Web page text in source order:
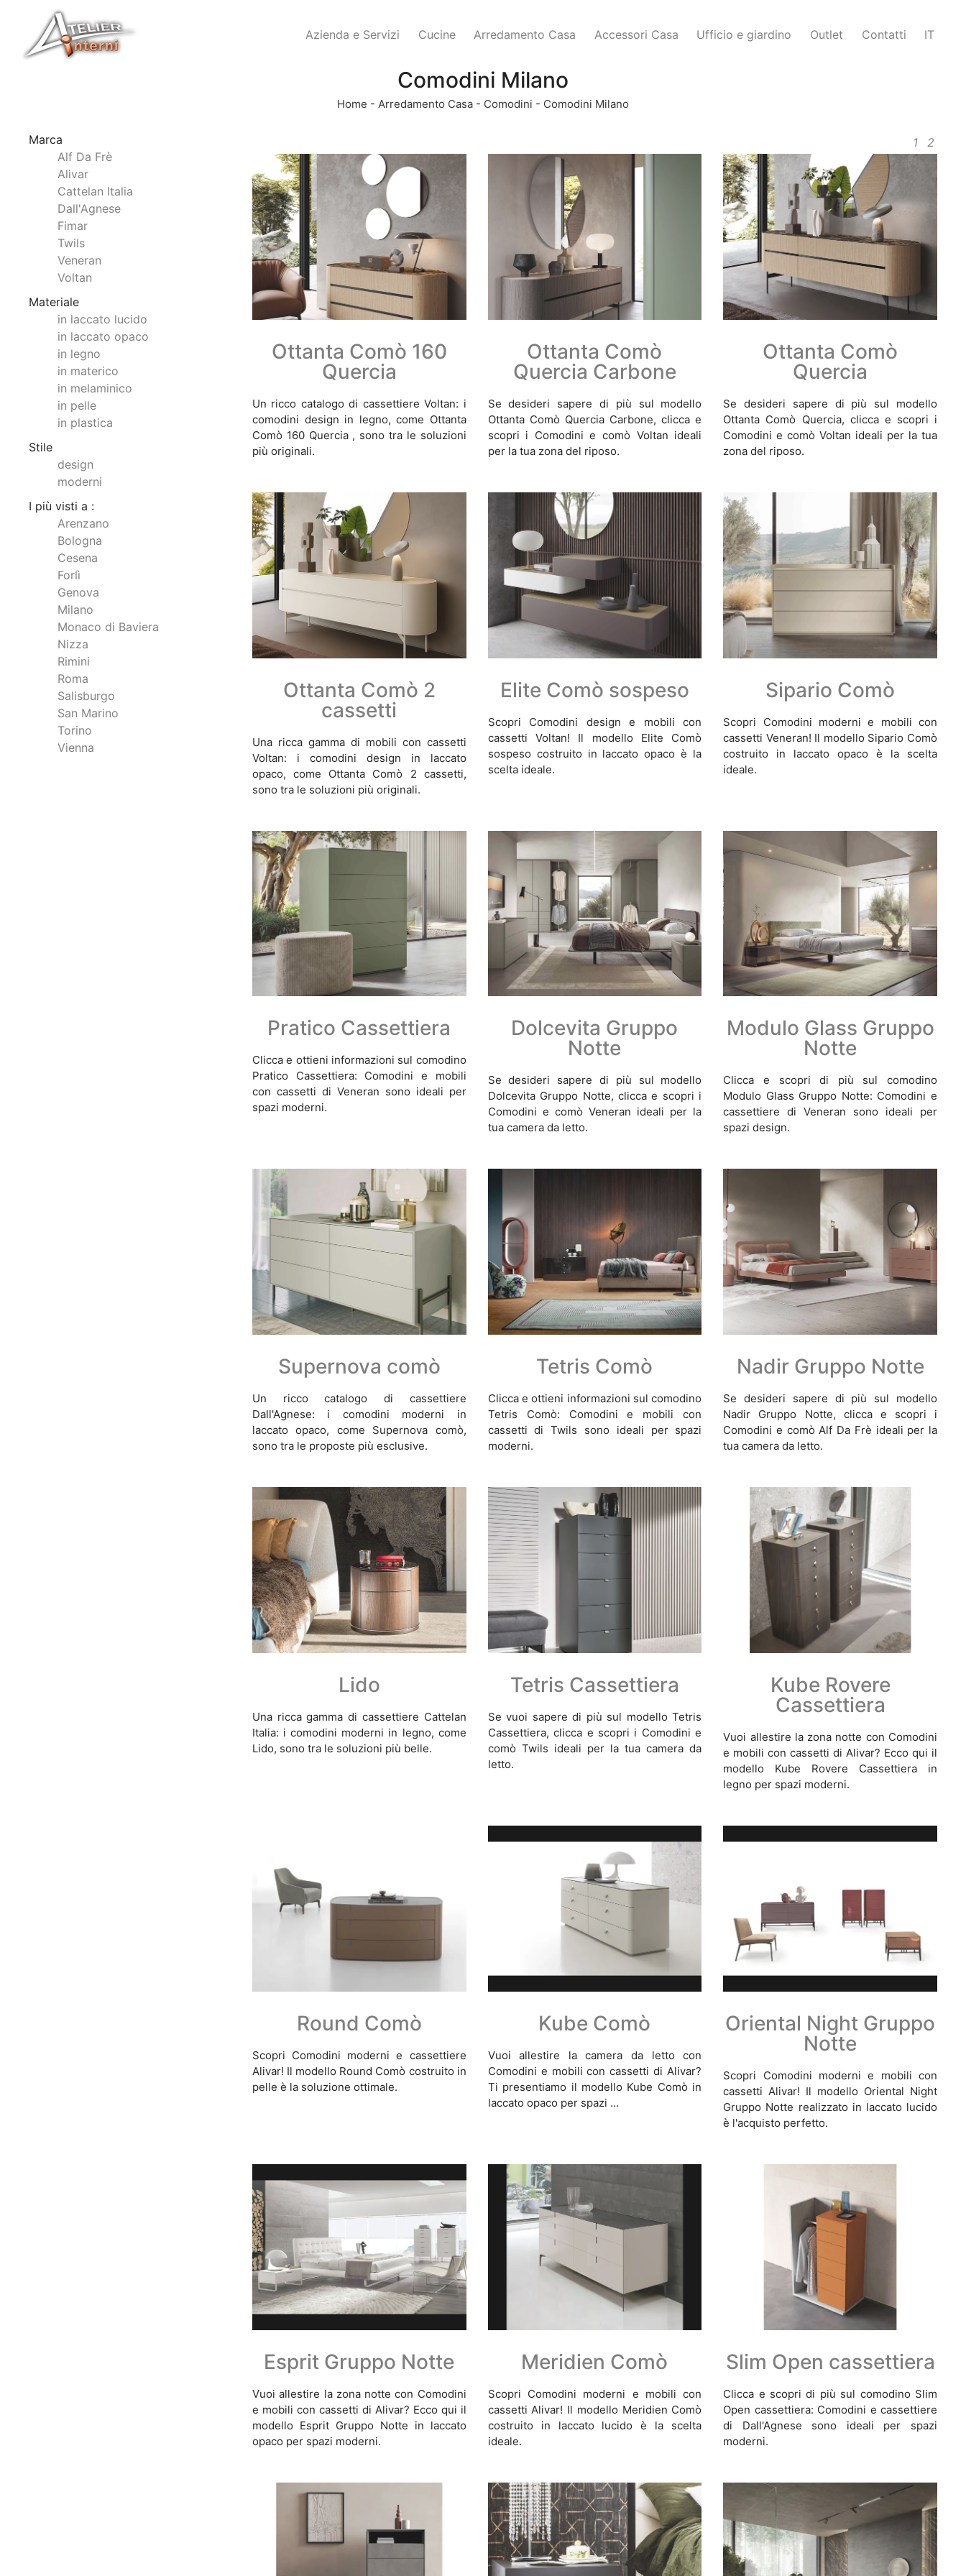
Azienda e Servizi Cucine Arredamento Casa Accessori Casa Ufficio e giardino Outlet Contatti IT
Comodini Milano
Home - Arredamento Casa - Comodini - Comodini Milano
Marca
Alf Da Frè
Alivar
Cattelan Italia
Dall'Agnese
Fimar
Twils
Veneran
Voltan
Materiale
in laccato lucido
in laccato opaco
in legno
in materico
in melaminico
in pelle
in plastica
Stile
design
moderni
I più visti a :
Arenzano
Bologna
Cesena
Forlì
Genova
Milano
Monaco di Baviera
Nizza
Rimini
Roma
Salisburgo
San Marino
Torino
Vienna
1 2
Ottanta Comò 160
Quercia
Un ricco catalogo di cassettiere Voltan: i
comodini design in legno, come Ottanta
Comò 160 Quercia , sono tra le soluzioni
più originali.
Ottanta Comò
Quercia Carbone
Se desideri sapere di più sul modello
Ottanta Comò Quercia Carbone, clicca e
scopri i Comodini e comò Voltan ideali
per la tua zona del riposo.
Ottanta Comò
Quercia
Se desideri sapere di più sul modello
Ottanta Comò Quercia, clicca e scopri i
Comodini e comò Voltan ideali per la tua
zona del riposo.
Ottanta Comò 2
cassetti
Una ricca gamma di mobili con cassetti
Voltan: i comodini design in laccato
opaco, come Ottanta Comò 2 cassetti,
sono tra le soluzioni più originali.
Elite Comò sospeso
Scopri Comodini design e mobili con
cassetti Voltan! Il modello Elite Comò
sospeso costruito in laccato opaco è la
scelta ideale.
Sipario Comò
Scopri Comodini moderni e mobili con
cassetti Veneran! Il modello Sipario Comò
costruito in laccato opaco è la scelta
ideale.
Pratico Cassettiera
Clicca e ottieni informazioni sul comodino
Pratico Cassettiera: Comodini e mobili
con cassetti di Veneran sono ideali per
spazi moderni.
Dolcevita Gruppo
Notte
Se desideri sapere di più sul modello
Dolcevita Gruppo Notte, clicca e scopri i
Comodini e comò Veneran ideali per la
tua camera da letto.
Modulo Glass Gruppo
Notte
Clicca e scopri di più sul comodino
Modulo Glass Gruppo Notte: Comodini e
cassettiere di Veneran sono ideali per
spazi design.
Supernova comò
Un ricco catalogo di cassettiere
Dall'Agnese: i comodini moderni in
laccato opaco, come Supernova comò,
sono tra le proposte più esclusive.
Tetris Comò
Clicca e ottieni informazioni sul comodino
Tetris Comò: Comodini e mobili con
cassetti di Twils sono ideali per spazi
moderni.
Nadir Gruppo Notte
Se desideri sapere di più sul modello
Nadir Gruppo Notte, clicca e scopri i
Comodini e comò Alf Da Frè ideali per la
tua camera da letto.
Lido
Una ricca gamma di cassettiere Cattelan
Italia: i comodini moderni in legno, come
Lido, sono tra le soluzioni più belle.
Tetris Cassettiera
Se vuoi sapere di più sul modello Tetris
Cassettiera, clicca e scopri i Comodini e
comò Twils ideali per la tua camera da
letto.
Kube Rovere
Cassettiera
Vuoi allestire la zona notte con Comodini
e mobili con cassetti di Alivar? Ecco qui il
modello Kube Rovere Cassettiera in
legno per spazi moderni.
Round Comò
Scopri Comodini moderni e cassettiere
Alivar! Il modello Round Comò costruito in
pelle è la soluzione ottimale.
Kube Comò
Vuoi allestire la camera da letto con
Comodini e mobili con cassetti di Alivar?
Ti presentiamo il modello Kube Comò in
laccato opaco per spazi ...
Oriental Night Gruppo
Notte
Scopri Comodini moderni e mobili con
cassetti Alivar! Il modello Oriental Night
Gruppo Notte realizzato in laccato lucido
è l'acquisto perfetto.
Esprit Gruppo Notte
Vuoi allestire la zona notte con Comodini
e mobili con cassetti di Alivar? Ecco qui il
modello Esprit Gruppo Notte in laccato
opaco per spazi moderni.
Meridien Comò
Scopri Comodini moderni e mobili con
cassetti Alivar! Il modello Meridien Comò
costruito in laccato lucido è la scelta
ideale.
Slim Open cassettiera
Clicca e scopri di più sul comodino Slim
Open cassettiera: Comodini e cassettiere
di Dall'Agnese sono ideali per spazi
moderni.